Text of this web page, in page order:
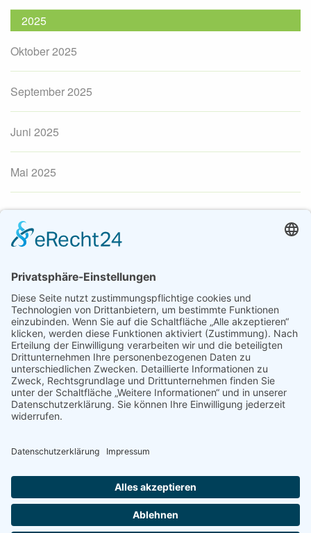
2025
Oktober 2025
September 2025
Juni 2025
Mai 2025
Kontakt
Impressum
Datenschutz
Sitemap
Cookie-Einstellungen
Luftsportvereinigung Solling e.V.
Malliehäger Straße 17
37170 Uslar
Kontakt
E-Mail